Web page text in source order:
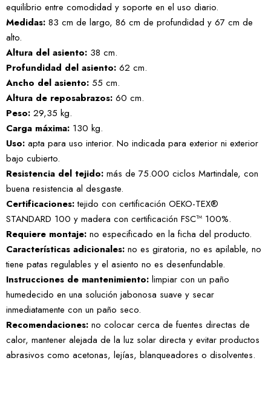
equilibrio entre comodidad y soporte en el uso diario.
Medidas: 83 cm de largo, 86 cm de profundidad y 67 cm de
alto.
Altura del asiento: 38 cm.
Profundidad del asiento: 62 cm.
Ancho del asiento: 55 cm.
Altura de reposabrazos: 60 cm.
Peso: 29,35 kg.
Carga máxima: 130 kg.
Uso: apta para uso interior. No indicada para exterior ni exterior
bajo cubierto.
Resistencia del tejido: más de 75.000 ciclos Martindale, con
buena resistencia al desgaste.
Certificaciones:tejido con certificación OEKO-TEX®
STANDARD 100 y madera con certificación FSC™ 100%.
Requiere montaje: no especificado en la ficha del producto.
Características adicionales: no es giratoria, no es apilable, no
tiene patas regulables y el asiento no es desenfundable.
Instrucciones de mantenimiento: limpiar con un paño
humedecido en una solución jabonosa suave y secar
inmediatamente con un paño seco.
Recomendaciones: no colocar cerca de fuentes directas de
calor, mantener alejada de la luz solar directa y evitar productos
abrasivos como acetonas, lejías, blanqueadores o disolventes.